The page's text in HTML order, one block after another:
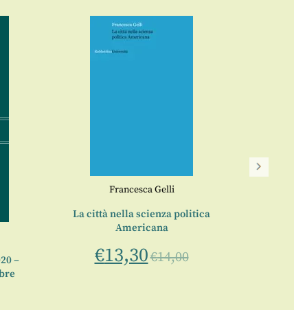
–
Francesca Gelli
La città nella scienza politica
Americana
€13,30€14,00